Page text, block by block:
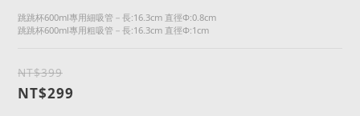
跳跳杯600ml專用細吸管－長:16.3cm 直徑Φ:0.8cm
跳跳杯600ml專用粗吸管－長:16.3cm 直徑Φ:1cm
NT$399
NT$299